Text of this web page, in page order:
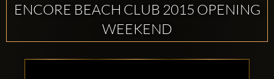
ENCORE BEACH CLUB 2015 OPENING
WEEKEND